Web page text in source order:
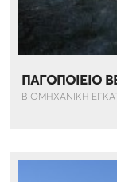
ΠΑΓΟΠΟΙΕΙΟ
ΒΙΟΜΗΧΑΝΙΚΗ